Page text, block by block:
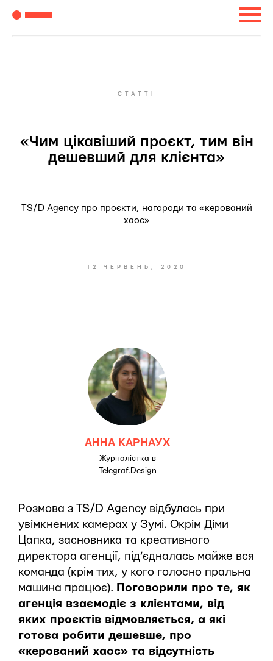
СТАТТІ
«Чим цікавіший проєкт, тим він
дешевший для клієнта»
TS/D Agency про проєкти, нагороди та «керований
хаос»
12 ЧЕРВЕНЬ, 2020
АННА КАРНАУХ
Журналістка в
Telegraf.Design
Розмова з TS/D Agency відбулась при
увімкнених камерах у Зумі. Окрім Діми
Цапка, засновника та креативного
директора агенції, під’єдналась майже вся
команда (крім тих, у кого голосно пральна
машина працює). Поговорили про те, як
агенція взаємодіє з клієнтами, від
яких проєктів відмовляється, а які
готова робити дешевше, про
«керований хаос» та відсутність